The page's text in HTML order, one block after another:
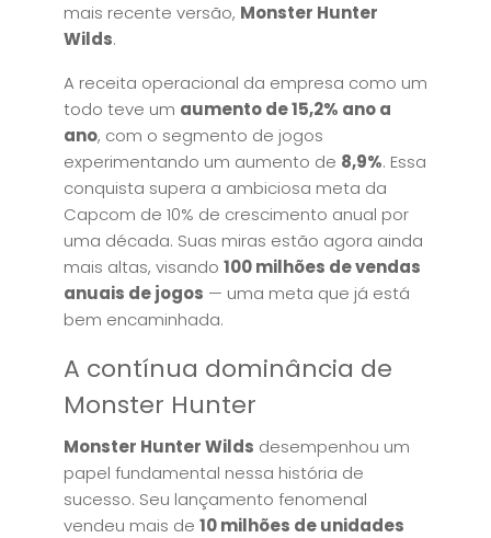
mais recente versão, Monster Hunter
Wilds.
A receita operacional da empresa como um
todo teve um aumento de 15,2% ano a
ano, com o segmento de jogos
experimentando um aumento de 8,9%. Essa
conquista supera a ambiciosa meta da
Capcom de 10% de crescimento anual por
uma década. Suas miras estão agora ainda
mais altas, visando 100 milhões de vendas
anuais de jogos — uma meta que já está
bem encaminhada.
A contínua dominância de
Monster Hunter
Monster Hunter Wilds desempenhou um
papel fundamental nessa história de
sucesso. Seu lançamento fenomenal
vendeu mais de 10 milhões de unidades